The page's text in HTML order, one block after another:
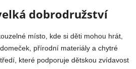
dobrodružství
místo, kde si děti mohou hrát,
přírodní materiály a chytré
které podporuje dětskou zvídavost